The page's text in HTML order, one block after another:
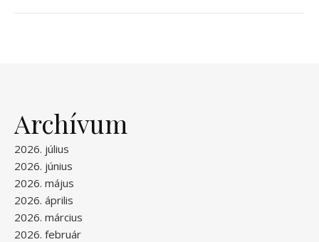
Archívum
2026. július
2026. június
2026. május
2026. április
2026. március
2026. február